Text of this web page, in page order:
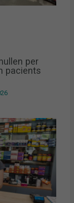
per
pacients